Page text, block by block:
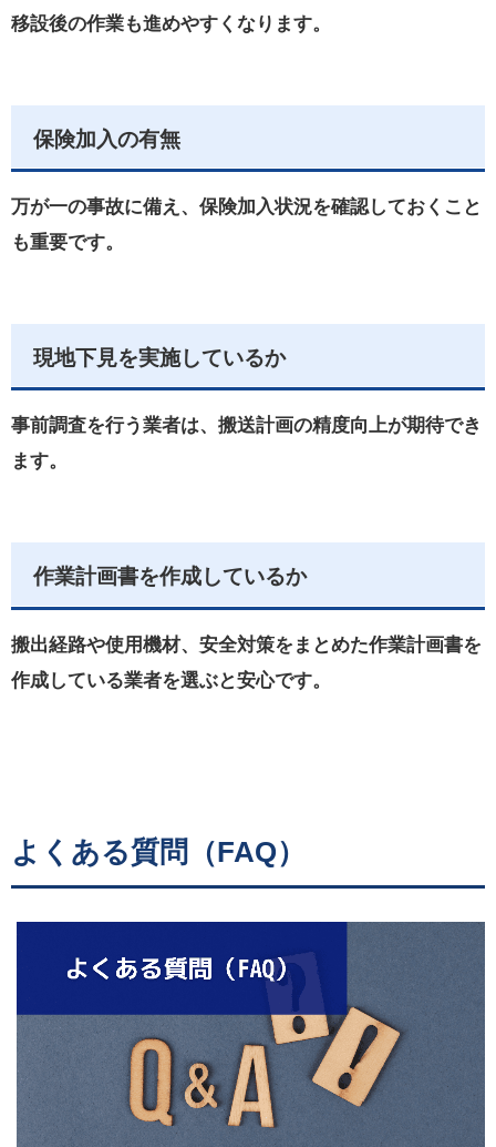
移設後の作業も進めやすくなります。
保険加入の有無
万が一の事故に備え、保険加入状況を確認しておくこと
も重要です。
現地下見を実施しているか
事前調査を行う業者は、搬送計画の精度向上が期待でき
ます。
作業計画書を作成しているか
搬出経路や使用機材、安全対策をまとめた作業計画書を
作成している業者を選ぶと安心です。
よくある質問（FAQ）